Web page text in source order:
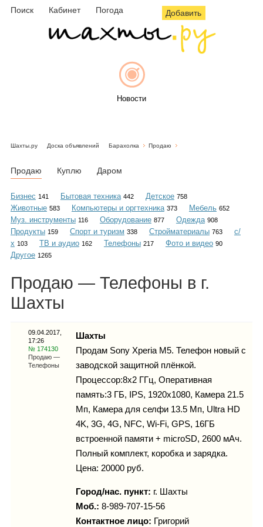
Поиск Кабинет Погода Добавить
Новости
Объявления
Гороскоп
Карты
Фотогалерея
Шахты.ру Доска объявлений Барахолка Продаю
Продаю Куплю Даром
Бизнес 141 Бытовая техника 442 Детское 758
Животные 583 Компьютеры и оргтехника 373 Мебель 652
Муз. инструменты 116 Оборудование 877 Одежда 908
Продукты 159 Спорт и туризм 338 Стройматериалы 763
с/
х 103 ТВ и аудио 162 Телефоны 217 Фото и видео 90
Другое 1265
Продаю — Телефоны в г.
Шахты
09.04.2017,
17:26
№ 174130
Продаю —
Телефоны
Шахты
Продам Sony Xperia M5. Телефон новый с
заводской защитной плёнкой.
Процессор:8x2 ГГц, Оперативная
память:3 ГБ, IPS, 1920х1080, Камера 21.5
Мп, Камера для селфи 13.5 Мп, Ultra HD
4K, 3G, 4G, NFC, Wi-Fi, GPS, 16ГБ
встроенной памяти + microSD, 2600 мАч.
Полный комплект, коробка и зарядка.
Цена: 20000 руб.
Город/нас. пункт: г. Шахты
Моб.: 8-989-707-15-56
Контактное лицо: Григорий